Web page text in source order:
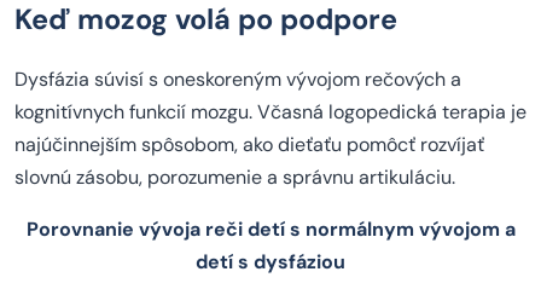
Keď mozog volá po podpore
Dysfázia súvisí s oneskoreným vývojom rečových a
kognitívnych funkcií mozgu. Včasná logopedická terapia je
najúčinnejším spôsobom, ako dieťaťu pomôcť rozvíjať
slovnú zásobu, porozumenie a správnu artikuláciu.
Porovnanie vývoja reči detí s normálnym vývojom a
detí s dysfáziou